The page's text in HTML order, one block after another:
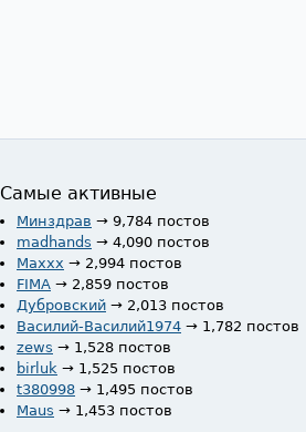
Самые активные
Минздрав → 9,784 постов
madhands → 4,090 постов
Maxxx → 2,994 постов
FIMA → 2,859 постов
Дубровский → 2,013 постов
Василий-Василий1974 → 1,782 постов
zews → 1,528 постов
birluk → 1,525 постов
t380998 → 1,495 постов
Maus → 1,453 постов